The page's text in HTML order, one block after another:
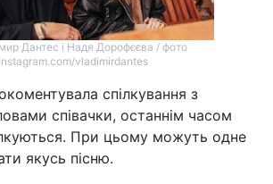
Дантес і Надя Дорофєєва / фото
instagram.com/vladimirdantes
спілкування з
співачки, останнім часом
При цьому можуть одне
якусь пісню.